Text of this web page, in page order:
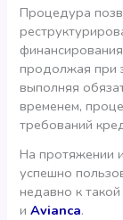
Процедура
продолжая при
выполняя
временем,
требований
На протяжении
успешно
недавно к
иAvianca.